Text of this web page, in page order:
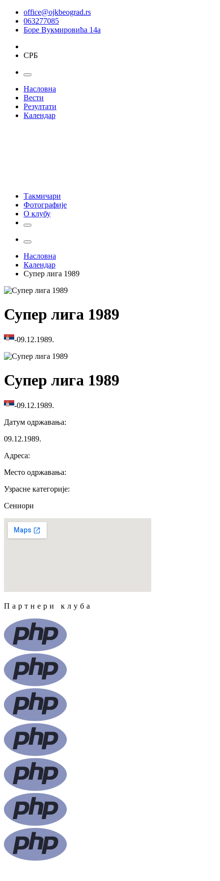
office@ojkbeograd.rs
063277085
Боре Вукмировића 14а
СРБ
Насловна
Вести
Резултати
Календар
Такмичари
Фотографије
О клубу
Насловна
Календар
Супер лига 1989
Супер лига 1989
-09.12.1989.
Супер лига 1989
-09.12.1989.
Датум одржавања:
09.12.1989.
Адреса:
Место одржавања:
Узрасне категорије:
Сениори
Партнери клуба